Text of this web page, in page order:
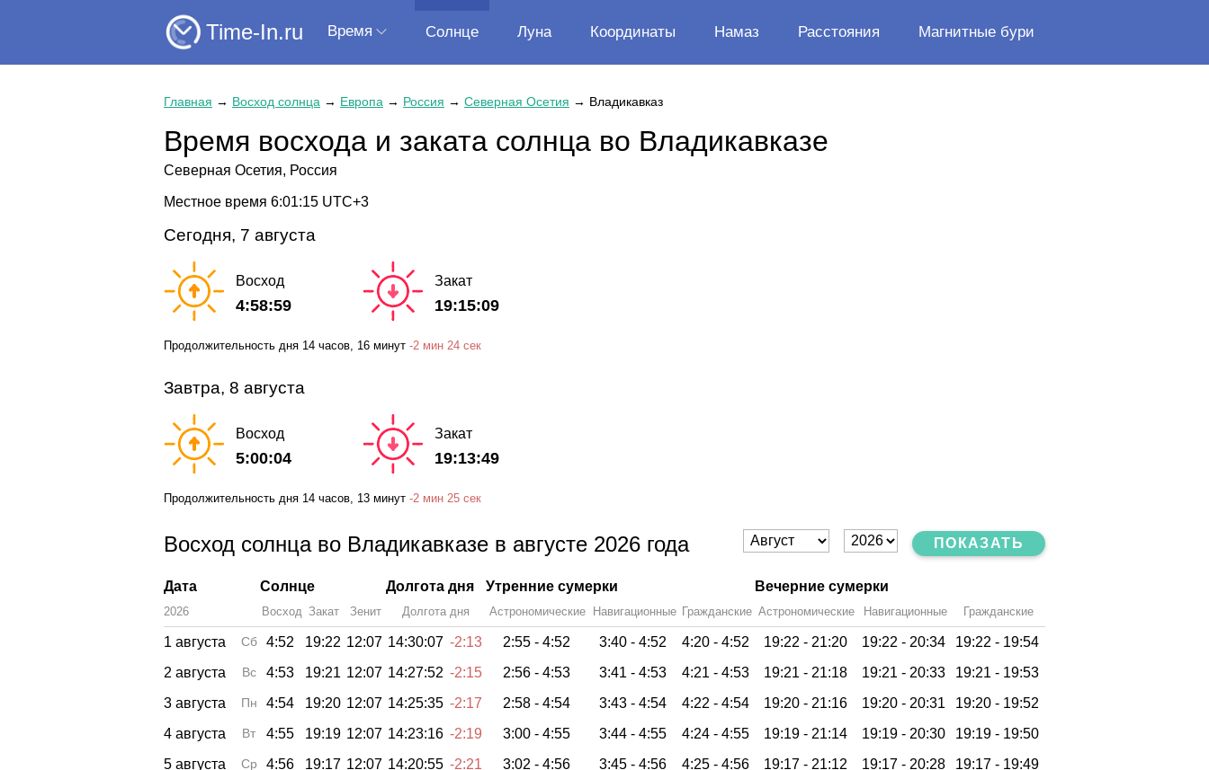
Time-In.ru Время Солнце Луна Координаты Намаз Расстояния Магнитные бури
Главная → Восход солнца → Европа → Россия → Северная Осетия → Владикавказ
Время восхода и заката солнца во Владикавказе
Северная Осетия, Россия
Местное время 6:01:16 UTC+3
Сегодня, 7 августа
Восход
4:58:59
Закат
19:15:09
Продолжительность дня 14 часов , 16 минут -2 мин 24 сек
Завтра, 8 августа
Восход
5:00:04
Закат
19:13:49
Продолжительность дня 14 часов, 13 минут -2 мин 25 сек
Восход солнца во Владикавказе в августе 2026 года ПОКАЗАТЬ
Дата Солнце Долгота дня Утренние сумерки Вечерние сумерки
2026 Восход Закат Зенит Долгота дня Астрономические Навигационные Гражданские Астрономические Навигационные Гражданские
1 августа Сб 4:52 19:22 12:07 14:30:07 -2:13 2:55 - 4:52 3:40 - 4:52 4:20 - 4:52 19:22 - 21:20 19:22 - 20:34 19:22 - 19:54
2 августа
Вс 4:53 19:21 12:07 14:27:52 -2:15 2:56 - 4:53 3:41 - 4:53 4:21 - 4:53 19:21 - 21:18 19:21 - 20:33 19:21 - 19:53
3 августа
Пн 4:54 19:20 12:07 14:25:35 -2:17 2:58 - 4:54 3:43 - 4:54 4:22 - 4:54 19:20 - 21:16 19:20 - 20:31 19:20 - 19:52
4 августа
Вт 4:55 19:19 12:07 14:23:16 -2:19 3:00 - 4:55 3:44 - 4:55 4:24 - 4:55 19:19 - 21:14 19:19 - 20:30 19:19 - 19:50
5 августа
Ср 4:56 19:17 12:07 14:20:55 -2:21 3:02 - 4:56 3:45 - 4:56 4:25 - 4:56 19:17 - 21:12 19:17 - 20:28 19:17 - 19:49